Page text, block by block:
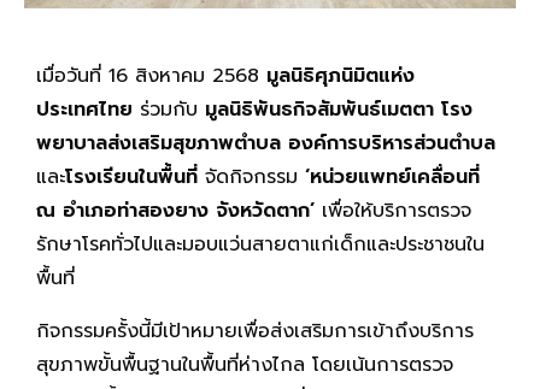
เมื่อวันที่ 16 สิงหาคม 2568 มูลนิธิศุภนิมิตแห่ง
ประเทศไทย ร่วมกับ มูลนิธิพันธกิจสัมพันธ์เมตตา โรง
พยาบาลส่งเสริมสุขภาพตำบล องค์การบริหารส่วนตำบล
และโรงเรียนในพื้นที่ จัดกิจกรรม ‘หน่วยแพทย์เคลื่อนที่
ณ อำเภอท่าสองยาง จังหวัดตาก’ เพื่อให้บริการตรวจ
รักษาโรคทั่วไปและมอบแว่นสายตาแก่เด็กและประชาชนใน
พื้นที่
กิจกรรมครั้งนี้มีเป้าหมายเพื่อส่งเสริมการเข้าถึงบริการ
สุขภาพขั้นพื้นฐานในพื้นที่ห่างไกล โดยเน้นการตรวจ